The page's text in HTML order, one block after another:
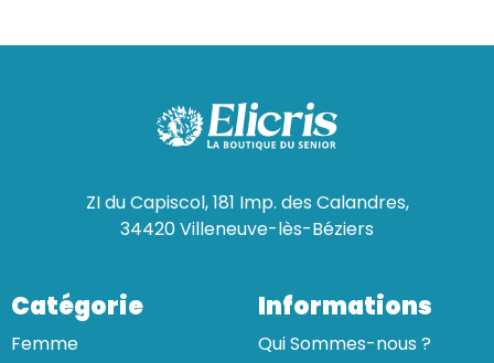
ZI du Capiscol, 181 Imp. des Calandres,
34420 Villeneuve-lès-Béziers
Catégorie
Femme
Informations
Qui Sommes-nous ?